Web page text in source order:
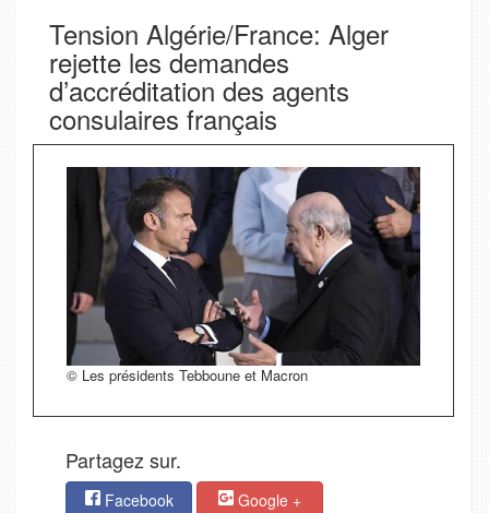
Tension Algérie/France: Alger
rejette les demandes
d’accréditation des agents
consulaires français
© Les présidents Tebboune et Macron
Partagez sur.
Facebook Google +